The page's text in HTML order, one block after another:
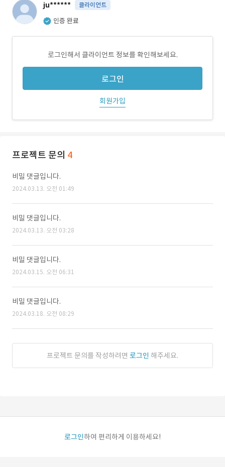
ju****** 클라이언트
인증 완료
로그인해서 클라이언트 정보를 확인해보세요.
로그인
회원가입
프로젝트 문의 4
비밀 댓글입니다.
2024.03.13. 오전 01:49
비밀 댓글입니다.
2024.03.13. 오전 03:28
비밀 댓글입니다.
2024.03.15. 오전 06:31
비밀 댓글입니다.
2024.03.18. 오전 08:29
프로젝트 문의를 작성하려면 로그인 해주세요.
로그인하여 편리하게 이용하세요!